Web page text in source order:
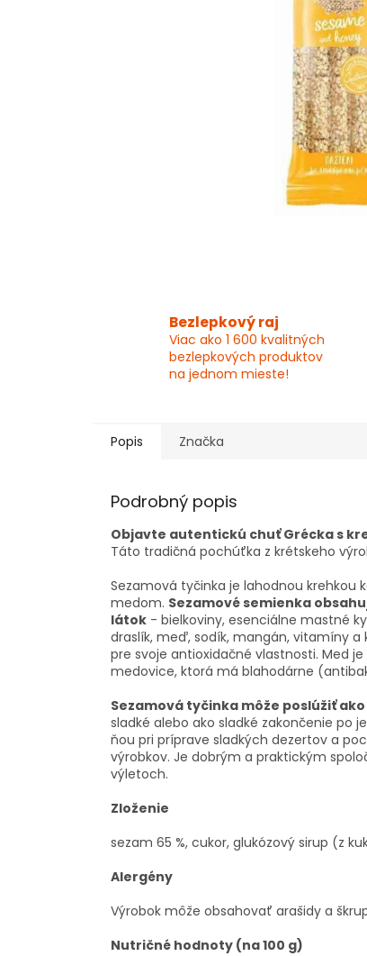
Bezlepkový raj
Viac ako 1 600 kvalitných
bezlepkových produktov
na jednom mieste!
Popis Značka
Podrobný popis
Objavte autentickú chuť Grécka s
Táto tradičná pochúťka z krétskeho
Sezamová tyčinka je lahodnou krehkou
medom. Sezamové semienka
látok - bielkoviny, esenciálne mastné
draslík, meď, sodík, mangán, vitamíny
pre svoje antioxidačné vlastnosti. Med
medovice, ktorá má blahodárne
Sezamová tyčinka môže poslúžiť
sladké alebo ako sladké zakončenie po
ňou pri príprave sladkých dezertov a
výrobkov. Je dobrým a praktickým
výletoch.
Zloženie
sezam 65 %, cukor, glukózový sirup (z
Alergény
Výrobok môže obsahovať arašidy a
Nutričné hodnoty (na 100 g)